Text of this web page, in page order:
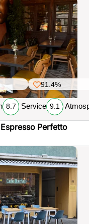
91.4%
8.7 Service 9.1
Espresso Perfetto